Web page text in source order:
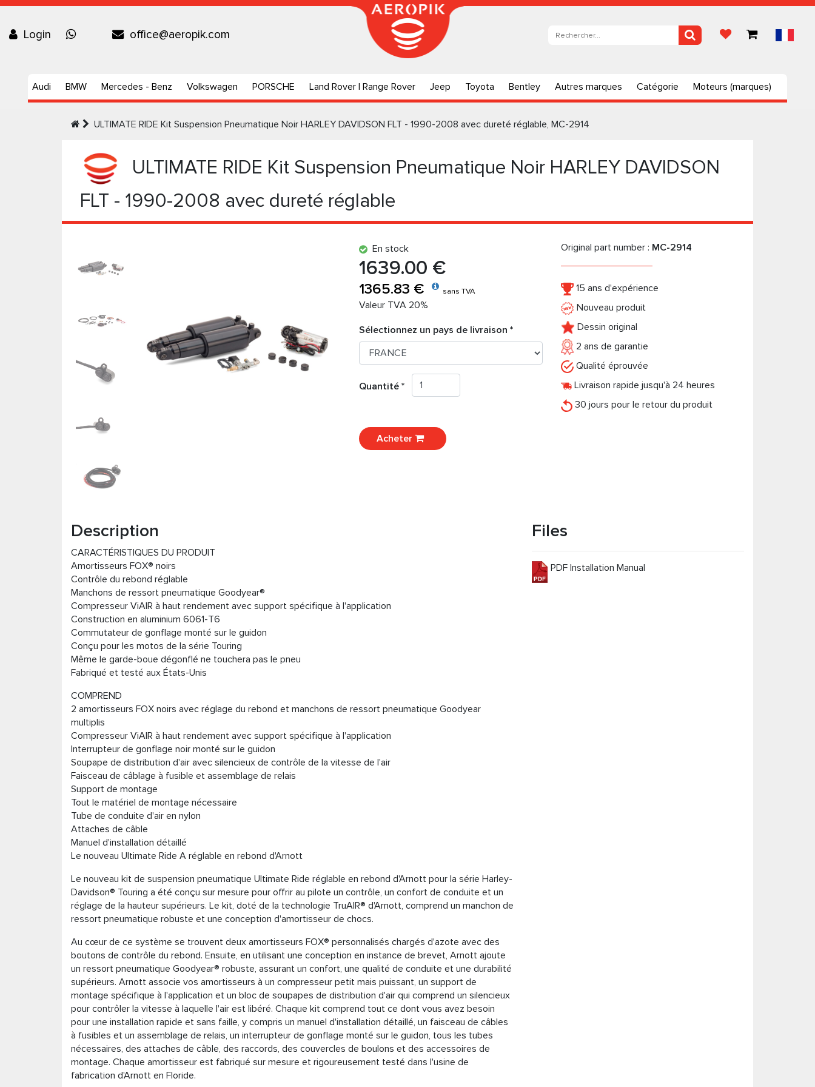
Login office@aeropik.com
Audi BMW Mercedes - Benz Volkswagen PORSCHE Land Rover | Range Rover Jeep Toyota Bentley Autres marques Catégorie Moteurs (marques)
ULTIMATE RIDE Kit Suspension Pneumatique Noir HARLEY DAVIDSON FLT - 1990-2008 avec dureté réglable, MC-2914
ULTIMATE RIDE Kit Suspension Pneumatique Noir HARLEY DAVIDSON
FLT - 1990-2008 avec dureté réglable
En stock
1639.00 €
1365.83 € sans TVA
Valeur TVA 20%
Sélectionnez un pays de livraison *
Quantité *
Acheter
Original part number : MC-2914
15 ans d'expérience
Nouveau produit
Dessin original
2 ans de garantie
Qualité éprouvée
Livraison rapide jusqu'à 24 heures
30 jours pour le retour du produit
Description
CARACTÉRISTIQUES DU PRODUIT
Amortisseurs FOX® noirs
Contrôle du rebond réglable
Manchons de ressort pneumatique Goodyear®
Compresseur ViAIR à haut rendement avec support spécifique à l'application
Construction en aluminium 6061-T6
Commutateur de gonflage monté sur le guidon
Conçu pour les motos de la série Touring
Même le garde-boue dégonflé ne touchera pas le pneu
Fabriqué et testé aux États-Unis
COMPREND
2 amortisseurs FOX noirs avec réglage du rebond et manchons de ressort pneumatique Goodyear
multiplis
Compresseur ViAIR à haut rendement avec support spécifique à l'application
Interrupteur de gonflage noir monté sur le guidon
Soupape de distribution d'air avec silencieux de contrôle de la vitesse de l'air
Faisceau de câblage à fusible et assemblage de relais
Support de montage
Tout le matériel de montage nécessaire
Tube de conduite d'air en nylon
Attaches de câble
Manuel d'installation détaillé
Le nouveau Ultimate Ride A réglable en rebond d'Arnott
Le nouveau kit de suspension pneumatique Ultimate Ride réglable en rebond d'Arnott pour la série Harley-
Davidson® Touring a été conçu sur mesure pour offrir au pilote un contrôle, un confort de conduite et un
réglage de la hauteur supérieurs. Le kit, doté de la technologie TruAIR® d'Arnott, comprend un manchon de
ressort pneumatique robuste et une conception d'amortisseur de chocs.
Au cœur de ce système se trouvent deux amortisseurs FOX® personnalisés chargés d'azote avec des
boutons de contrôle du rebond. Ensuite, en utilisant une conception en instance de brevet, Arnott ajoute
un ressort pneumatique Goodyear® robuste, assurant un confort, une qualité de conduite et une durabilité
supérieurs. Arnott associe vos amortisseurs à un compresseur petit mais puissant, un support de
montage spécifique à l'application et un bloc de soupapes de distribution d'air qui comprend un silencieux
pour contrôler la vitesse à laquelle l'air est libéré. Chaque kit comprend tout ce dont vous avez besoin
pour une installation rapide et sans faille, y compris un manuel d'installation détaillé, un faisceau de câbles
à fusibles et un assemblage de relais, un interrupteur de gonflage monté sur le guidon, tous les tubes
nécessaires, des attaches de câble, des raccords, des couvercles de boulons et des accessoires de
montage. Chaque amortisseur est fabriqué sur mesure et rigoureusement testé dans l'usine de
fabrication d'Arnott en Floride.
Files
PDF Installation Manual